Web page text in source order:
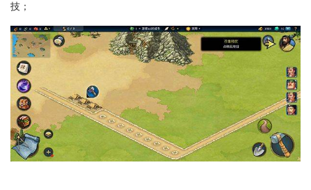
技；